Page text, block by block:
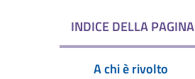
INDICE DELLA PAGINA
A chi è rivolto